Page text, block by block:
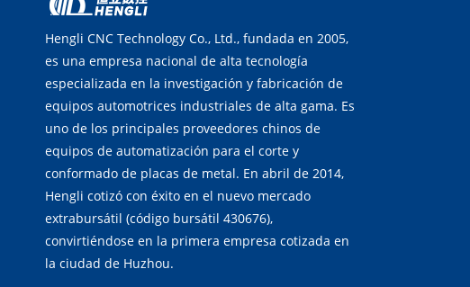
Hengli CNC Technology Co., Ltd., fundada en 2005,
es una empresa nacional de alta tecnología
especializada en la investigación y fabricación de
equipos automotrices industriales de alta gama. Es
uno de los principales proveedores chinos de
equipos de automatización para el corte y
conformado de placas de metal. En abril de 2014,
Hengli cotizó con éxito en el nuevo mercado
extrabursátil (código bursátil 430676),
convirtiéndose en la primera empresa cotizada en
la ciudad de Huzhou.